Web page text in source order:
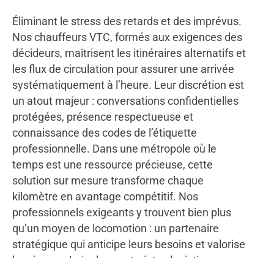
Éliminant le stress des retards et des imprévus.
Nos chauffeurs VTC, formés aux exigences des
décideurs, maîtrisent les itinéraires alternatifs et
les flux de circulation pour assurer une arrivée
systématiquement à l’heure. Leur discrétion est
un atout majeur : conversations confidentielles
protégées, présence respectueuse et
connaissance des codes de l’étiquette
professionnelle. Dans une métropole où le
temps est une ressource précieuse, cette
solution sur mesure transforme chaque
kilomètre en avantage compétitif. Nos
professionnels exigeants y trouvent bien plus
qu’un moyen de locomotion : un partenaire
stratégique qui anticipe leurs besoins et valorise